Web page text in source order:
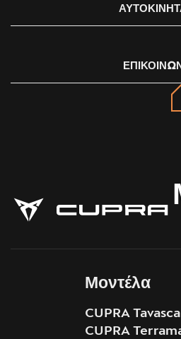
Μοντέλα
CUPRA
CUPRA